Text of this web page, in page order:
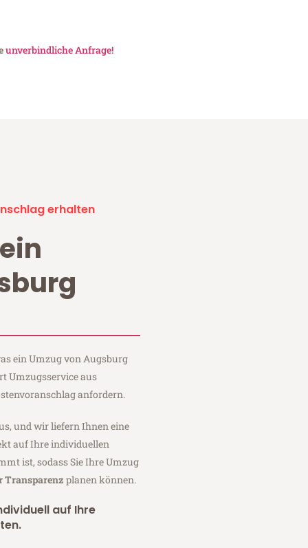
unverbindliche Anfrage!
erhalten
ein Umzug von Augsburg
Umzugsservice aus
anfordern.
und wir liefern Ihnen eine
auf Ihre individuellen
ist, sodass Sie Ihre Umzug
Transparenz planen können.
auf Ihre